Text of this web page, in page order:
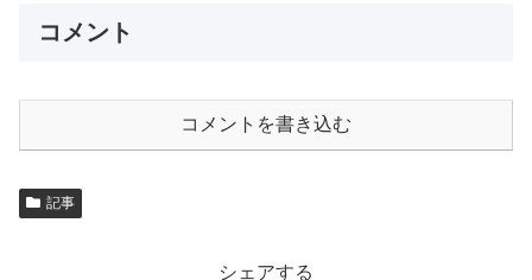
コメント
コメントを書き込む
記事
シェアする